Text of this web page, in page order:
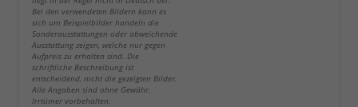
Bei den verwendeten Bildern kann es
sich um Beispielbilder handeln die
Sonderausstattungen oder abweichende
Ausstattung zeigen, welche nur gegen
Aufpreis zu erhalten sind. Die
schriftliche Beschreibung ist
entscheidend, nicht die gezeigten Bilder.
Alle Angaben sind ohne Gewähr.
Irrtümer vorbehalten.